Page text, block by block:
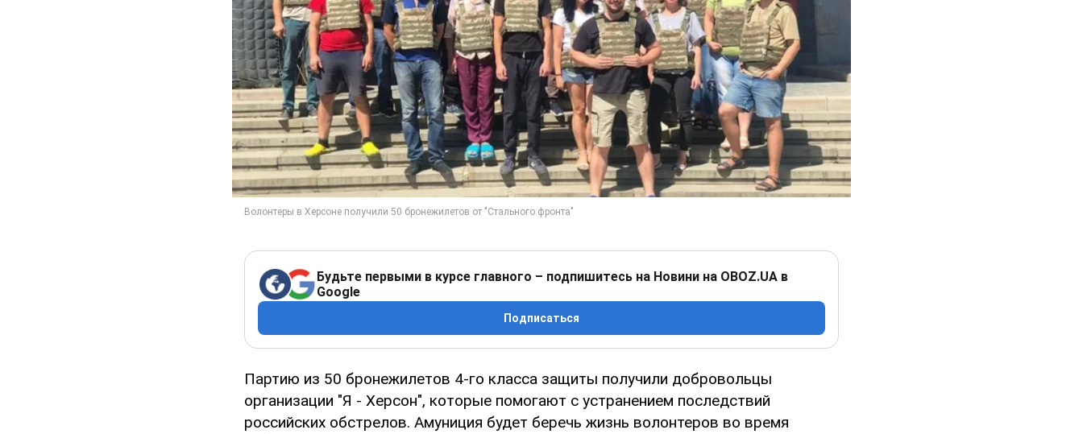
Будьте первыми в курсе главного – подпишитесь на Новини на OBOZ.UA в
Google
Подписаться
Партию из 50 бронежилетов 4-го класса защиты получили добровольцы
организации "Я - Херсон", которые помогают с устранением последствий
российских обстрелов. Амуниция будет беречь жизнь волонтеров во время